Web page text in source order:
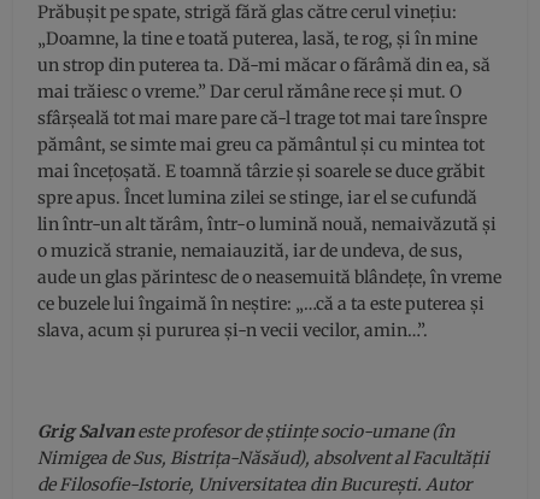
Prăbușit pe spate, strigă fără glas către cerul vinețiu:
„Doamne, la tine e toată puterea, lasă, te rog, și în mine
un strop din puterea ta. Dă-mi măcar o fărâmă din ea, să
mai trăiesc o vreme.” Dar cerul rămâne rece și mut. O
sfârșeală tot mai mare pare că-l trage tot mai tare înspre
pământ, se simte mai greu ca pământul și cu mintea tot
mai încețoșată. E toamnă târzie și soarele se duce grăbit
spre apus. Încet lumina zilei se stinge, iar el se cufundă
lin într-un alt tărâm, într-o lumină nouă, nemaivăzută și
o muzică stranie, nemaiauzită, iar de undeva, de sus,
aude un glas părintesc de o neasemuită blândețe, în vreme
ce buzele lui îngaimă în neștire: „…că a ta este puterea și
slava, acum și pururea și-n vecii vecilor, amin…”.
Grig Salvaneste profesor de științe socio-umane (în
Nimigea de Sus, Bistrița-Năsăud), absolvent al Facultății
de Filosofie-Istorie, Universitatea din București. Autor